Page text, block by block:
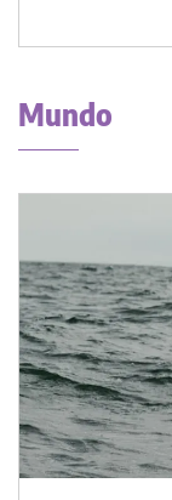
Mundo